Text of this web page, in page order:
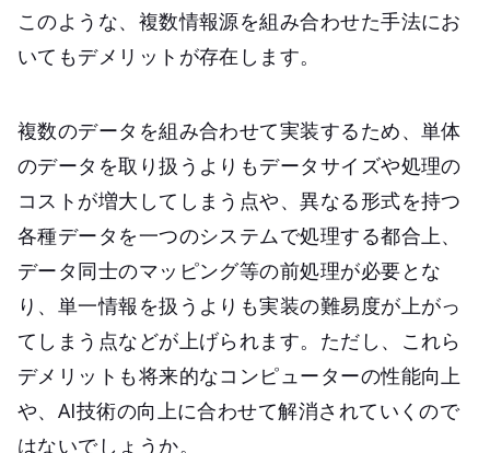
このような、複数情報源を組み合わせた手法にお
いてもデメリットが存在します。
複数のデータを組み合わせて実装するため、単体
のデータを取り扱うよりもデータサイズや処理の
コストが増大してしまう点や、異なる形式を持つ
各種データを一つのシステムで処理する都合上、
データ同士のマッピング等の前処理が必要とな
り、単一情報を扱うよりも実装の難易度が上がっ
てしまう点などが上げられます。ただし、これら
デメリットも将来的なコンピューターの性能向上
や、AI技術の向上に合わせて解消されていくので
はないでしょうか。